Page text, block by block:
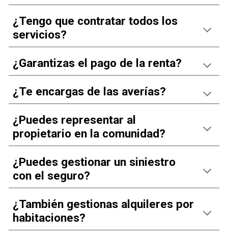
¿Tengo que contratar todos los
servicios?
¿Garantizas el pago de la renta?
¿Te encargas de las averías?
¿Puedes representar al
propietario en la comunidad?
¿Puedes gestionar un siniestro
con el seguro?
¿También gestionas alquileres por
habitaciones?